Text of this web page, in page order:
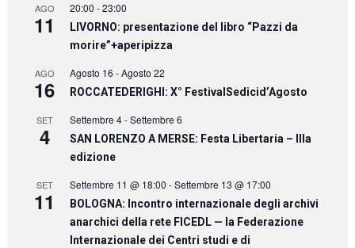
AGO
11
20:00 -23:00
LIVORNO: presentazione del libro “Pazzi da
morire”+aperipizza
AGO
16
Agosto 16 -Agosto 22
ROCCATEDERIGHI: X° FestivalSedicid’Agosto
SET
4
Settembre 4-Settembre 6
SAN LORENZO A MERSE: Festa Libertaria – IIIa
edizione
SET
11
Settembre 11 @ 18:00 -Settembre 13 @ 17:00
BOLOGNA: Incontro internazionale degli archivi
anarchici della rete FICEDL — la Federazione
Internazionale dei Centri studi e di